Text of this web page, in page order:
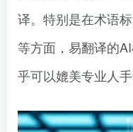
译。特别是在术语
等方面，易翻译的
乎可以媲美专业人手